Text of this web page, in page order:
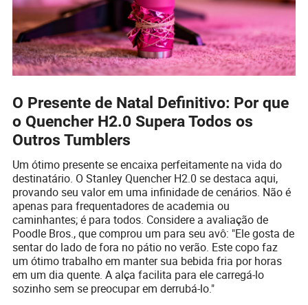
O Presente de Natal Definitivo: Por que
o Quencher H2.0 Supera Todos os
Outros Tumblers
Um ótimo presente se encaixa perfeitamente na vida do
destinatário. O Stanley Quencher H2.0 se destaca aqui,
provando seu valor em uma infinidade de cenários. Não é
apenas para frequentadores de academia ou
caminhantes; é para todos. Considere a avaliação de
Poodle Bros., que comprou um para seu avô: "Ele gosta de
sentar do lado de fora no pátio no verão. Este copo faz
um ótimo trabalho em manter sua bebida fria por horas
em um dia quente. A alça facilita para ele carregá-lo
sozinho sem se preocupar em derrubá-lo."